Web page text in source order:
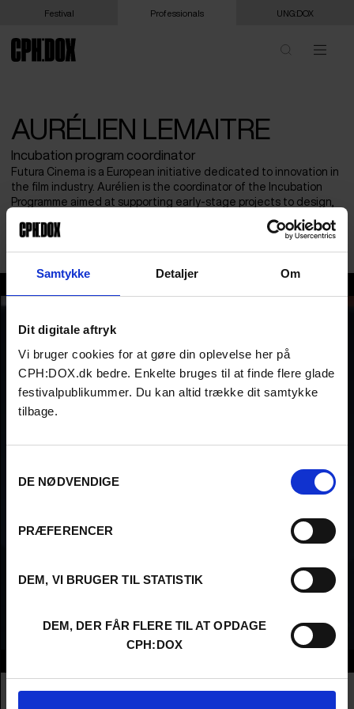
Samtykke Detaljer Om
Dit digitale aftryk
Vi bruger cookies for at gøre din oplevelse her på
CPH:DOX.dk bedre. Enkelte bruges til at finde flere glade
festivalpublikummer. Du kan altid trække dit samtykke
tilbage.
DE NØDVENDIGE
PRÆFERENCER
DEM, VI BRUGER TIL STATISTIK
DEM, DER FÅR FLERE TIL AT OPDAGE
CPH:DOX
Festival Professionals UNG:DOX
AURÉLIEN LEMAITRE
Incubation program coordinator
Futura Cinema is a European initiative dedicated to innovation in
the film industry. Aurélien is the coordinator of the Incubation
Programme aimed at supporting early-stage projects to design,
test and deploy new technological, cultural, social and
sustainable solutions in cinemas.